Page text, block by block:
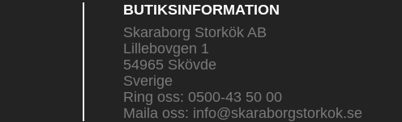
BUTIKSINFORMATION
Skaraborg Storkök AB
Lillebovgen 1
54965 Skövde
Sverige
Ring oss: 0500-43 50 00
Maila oss: info@skaraborgstorkok.se